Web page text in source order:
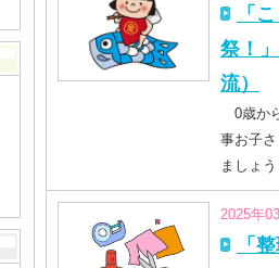
「
祭！
流）
0歳か
事お子
ましょう
2025年
「